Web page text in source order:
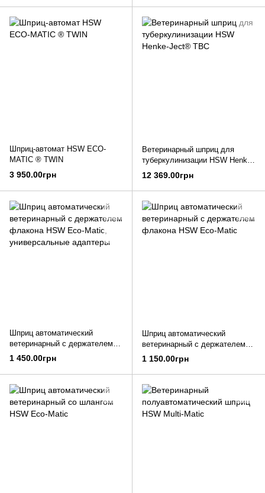
Шприц-автомат HSW ECO-
MATIC ® TWIN
3 950.00грн
Ветеринарный шприц для
туберкулинизации HSW Henke-
Ject® TBC
12 369.00грн
Шприц автоматический
ветеринарный c держателем
флакона HSW Eco-Matic,
универсальные адаптеры
1 450.00грн
Шприц автоматический
ветеринарный c держателем
флакона HSW Eco-Matic
1 150.00грн